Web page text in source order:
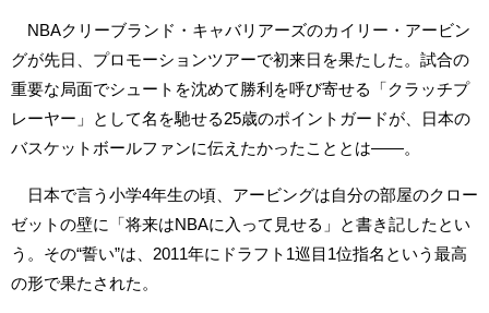
NBAクリーブランド・キャバリアーズのカイリー・アービン
グが先日、プロモーションツアーで初来日を果たした。試合の
重要な局面でシュートを沈めて勝利を呼び寄せる「クラッチプ
レーヤー」として名を馳せる25歳のポイントガードが、日本の
バスケットボールファンに伝えたかったこととは――。
日本で言う小学4年生の頃、アービングは自分の部屋のクロー
ゼットの壁に「将来はNBAに入って見せる」と書き記したとい
う。その“誓い”は、2011年にドラフト1巡目1位指名という最高
の形で果たされた。